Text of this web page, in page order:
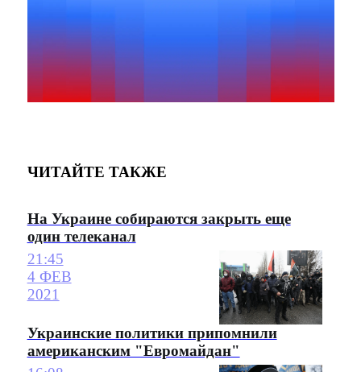
ЧИТАЙТЕ ТАКЖЕ
На Украине собираются закрыть еще
один телеканал
21:45
4 ФЕВ
2021
Украинские политики припомнили
американским "Евромайдан"